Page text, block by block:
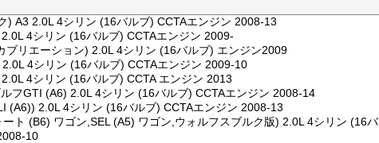
) A3 2.0L 4シリン (16バルブ) CCTAエンジン 2008-13
4シリン (16バルブ) CCTAエンジン 2009-
ブリエーション) 2.0L 4シリン (16バルブ) エンジン2009
4シリン (16バルブ) CCTAエンジン 2009-10
4シリン (16バルブ) CCTA エンジン 2013
フGTI (A6) 2.0L 4シリン (16バルブ) CCTAエンジン 2008-14
(A6)) 2.0L 4シリン (16バルブ) CCTAエンジン 2008-13
ト (B6) ワゴン,SEL (A5) ワゴン,ウォルフスブルク版) 2.0L 4シリン (16バ
10